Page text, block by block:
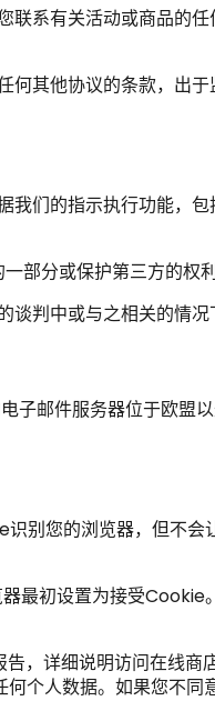
系有关活动或商品的
其他协议的条款，出
们的指示执行功能，
部分或保护第三方的权
判中或与之相关的情况
子邮件服务器位于欧盟
别您的浏览器，但不
最初设置为接受
详细说明访问在线商
个人数据。如果您不